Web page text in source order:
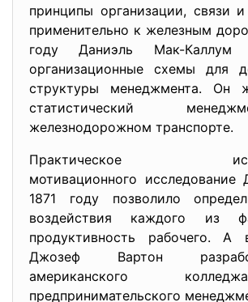
принципы организации, связи
применительно к железным
году Даниэль Мак-Каллум
организационные схемы для
структуры менеджмента. Он
статистический
железнодорожном транспорте.
Практическое
мотивационного
1871 году позволило
воздействия каждого из
продуктивность рабочего. А
Джозеф Вартон
американского
предпринимательского